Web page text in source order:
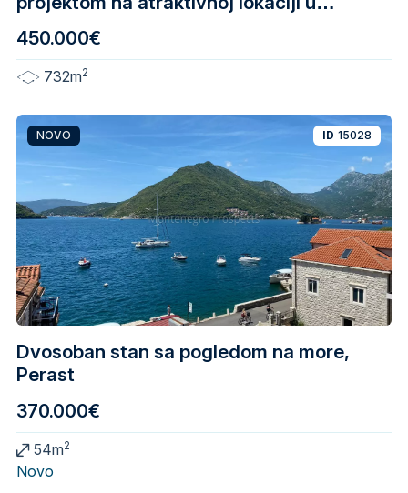
450.000€
732m2
Dvosoban stan sa pogledom na more,
Perast
NOVO ID 15028
370.000€
54m2
Novo